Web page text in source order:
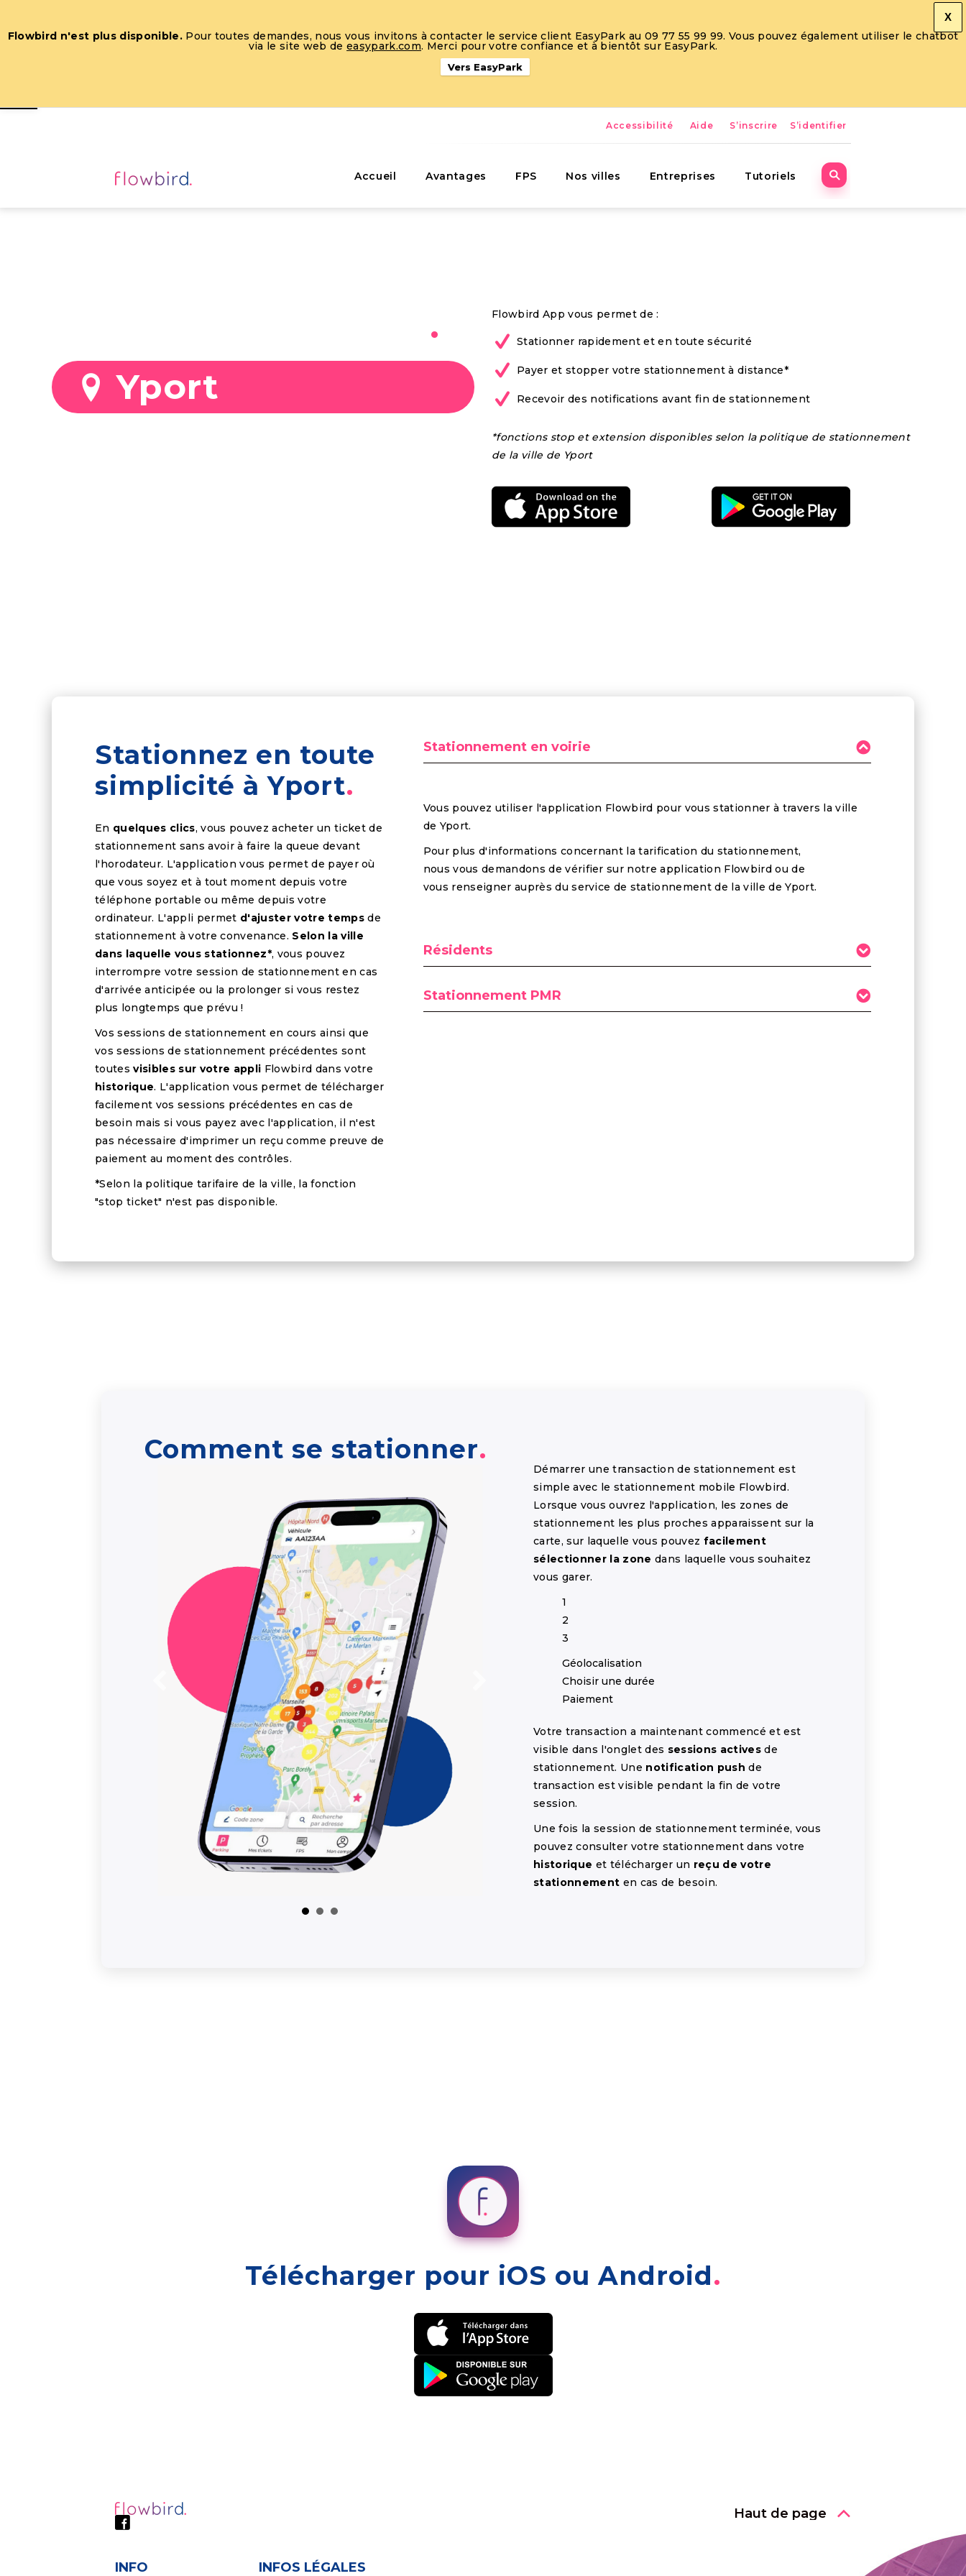
X
Flowbird n'est plus disponible.Pour toutes demandes, nous vous invitons à contacter le service client EasyPark au 09 77 55 99 99. Vous pouvez également utiliser le chatbot
via le site web deeasypark.com. Merci pour votre confiance et à bientôt sur EasyPark.
Vers EasyPark
Accessibilité Aide S’inscrire S’identifier
Accueil Avantages FPS Nos villes Entreprises Tutoriels
Yport
Flowbird App vous permet de :
Stationner rapidement et en toute sécurité
Payer et stopper votre stationnement à distance*
Recevoir des notifications avant fin de stationnement
*fonctions stop et extension disponibles selon la politique de stationnement
de la ville de Yport
Stationnez en toute
simplicité à Yport
En quelques clics, vous pouvez acheter un ticket de
stationnement sans avoir à faire la queue devant
l'horodateur. L'application vous permet de payer où
que vous soyez et à tout moment depuis votre
téléphone portable ou même depuis votre
ordinateur. L'appli permet d'ajuster votre tempsde
stationnement à votre convenance. Selon la ville
dans laquelle vous stationnez*, vous pouvez
interrompre votre session de stationnement en cas
d'arrivée anticipée ou la prolonger si vous restez
plus longtemps que prévu !
Vos sessions de stationnement en cours ainsi que
vos sessions de stationnement précédentes sont
toutesvisibles sur votre appli Flowbird dans votre
historique. L'application vous permet de télécharger
facilement vos sessions précédentes en cas de
besoin mais si vous payez avec l'application, il n'est
pas nécessaire d'imprimer un reçu comme preuve de
paiement au moment des contrôles.
*Selon la politique tarifaire de la ville, la fonction
"stop ticket" n'est pas disponible.
Stationnement en voirie
Vous pouvez utiliser l'application Flowbird pour vous stationner à travers la ville
de Yport.
Pour plus d'informations concernant la tarification du stationnement,
nous vous demandons de vérifier sur notre application Flowbird ou de
vous renseigner auprès du service de stationnement de la ville de Yport.
Résidents
Stationnement PMR
Comment se stationner
Démarrer une transaction de stationnement est
simple avec le stationnement mobile Flowbird.
Lorsque vous ouvrez l'application, les zones de
stationnement les plus proches apparaissent sur la
carte, sur laquelle vous pouvez facilement
sélectionner la zone dans laquelle vous souhaitez
vous garer.
1
2
3
Géolocalisation
Choisir une durée
Paiement
Votre transaction a maintenant commencé et est
visible dans l'onglet des sessions activesde
stationnement. Une notification push de
transaction est visible pendant la fin de votre
session.
Une fois la session de stationnement terminée, vous
pouvez consulter votre stationnement dans votre
historique et télécharger un reçu de votre
stationnement en cas de besoin.
Télécharger pour iOS ou Android
Haut de page
INFO INFOS LÉGALES